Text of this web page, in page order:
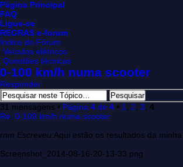
Página Principal
FAQ
Ligue-se
REGRAS e-forum
Índice do Fórum
Veículos elétricos
Questões técnicas
0-100 km/h numa scooter
Responder
31 mensagens • Página 4 de 4 • 1 2 3 4
Re: 0-100 km/h numa scooter
rnm Escreveu:Aqui estão os resultados da
Screenshot_2014-08-16-20-13-33.png